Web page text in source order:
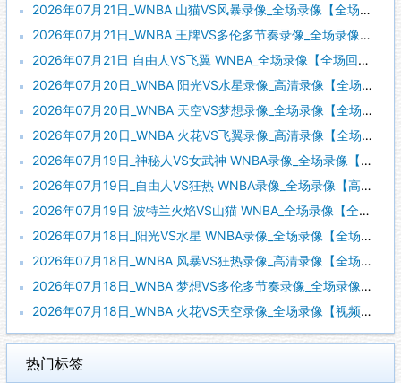
2026年07月21日_WNBA 山猫VS风暴录像_全场录像【全场回放】
2026年07月21日_WNBA 王牌VS多伦多节奏录像_全场录像【视频集锦】
2026年07月21日 自由人VS飞翼 WNBA_全场录像【全场回放】
2026年07月20日_WNBA 阳光VS水星录像_高清录像【全场回放】
2026年07月20日_WNBA 天空VS梦想录像_全场录像【全场回放】
2026年07月20日_WNBA 火花VS飞翼录像_高清录像【全场回放】
2026年07月19日_神秘人VS女武神 WNBA录像_全场录像【全场回放】
2026年07月19日_自由人VS狂热 WNBA录像_全场录像【高清回放】
2026年07月19日 波特兰火焰VS山猫 WNBA_全场录像【全场回放】
2026年07月18日_阳光VS水星 WNBA录像_全场录像【全场回放】
2026年07月18日_WNBA 风暴VS狂热录像_高清录像【全场回放】
2026年07月18日_WNBA 梦想VS多伦多节奏录像_全场录像【视频集锦】
2026年07月18日_WNBA 火花VS天空录像_全场录像【视频集锦】
热门标签